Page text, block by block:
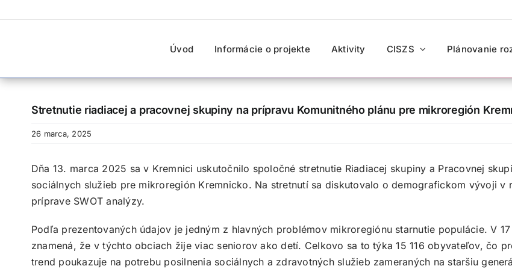
to
Úvod Informácie o projekte Aktivity CISZS Plánovanie
Stretnutie riadiacej a pracovnej skupiny na prípravu Komunitného plánu pre mikroregión
26 marca, 2025
Dňa 13. marca 2025 sa v Kremnici uskutočnilo spoločné stretnutie Riadiacej skupiny a Pracovnej
sociálnych služieb pre mikroregión Kremnicko. Na stretnutí sa diskutovalo o demografickom vývoji v
príprave SWOT analýzy.
Podľa prezentovaných údajov je jedným z hlavných problémov mikroregiónu starnutie populácie. V
znamená, že v týchto obciach žije viac seniorov ako detí. Celkovo sa to týka 15 116 obyvateľov, čo
trend poukazuje na potrebu posilnenia sociálnych a zdravotných služieb zameraných na staršiu